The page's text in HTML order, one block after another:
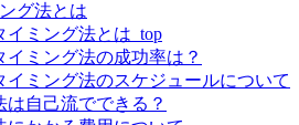
グ法とは
イミング法とは_top
イミング法の成功率は？
イミング法のスケジュールについて
は自己流でできる？